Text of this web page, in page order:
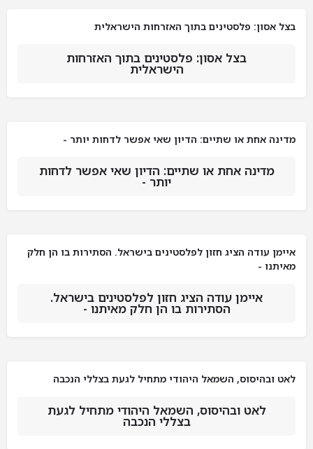
בצל אסון: פלסטינים בתוך האזרחות הישראלית
בצל אסון: פלסטינים בתוך האזרחות
הישראלית
מדינה אחת או שתיים: הדיון שאי אפשר לדחות יותר -
מדינה אחת או שתיים: הדיון שאי אפשר לדחות
יותר -
איימן עודה הציג חזון לפלסטינים בישראל. הסתירות בו הן חלק
מאיתנו -
איימן עודה הציג חזון לפלסטינים בישראל.
הסתירות בו הן חלק מאיתנו -
לאט ובהיסוס, השמאל היהודי מתחיל לגעת בצללי הנכבה
לאט ובהיסוס, השמאל היהודי מתחיל לגעת
בצללי הנכבה